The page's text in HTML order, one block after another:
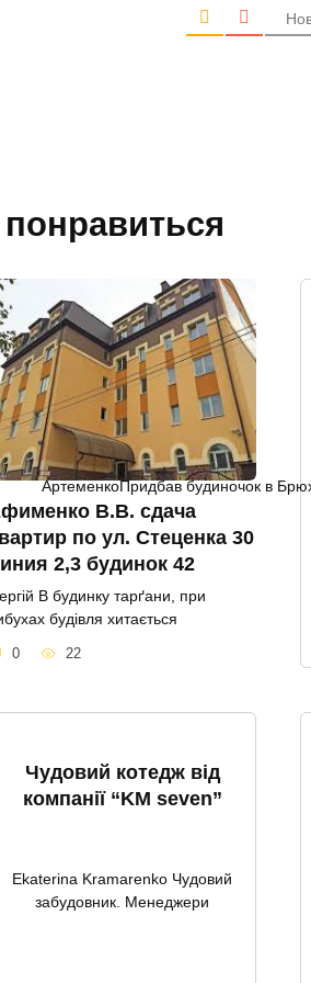
В.В. сдача
по ул. Стеценка 30
2,3 будинок 42
В будинку тарґани, при
будівля хитається
0 22
АртеменкоПридбав будиночок в
Чудовий котедж від
компанії “KM seven”
Ekaterina Kramarenko Чудовий
забудовник. Менеджери